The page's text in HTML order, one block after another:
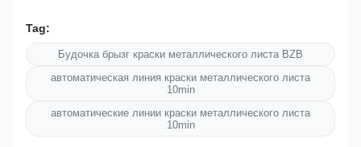
Tag:
Будочка брызг краски металлического листа BZB
автоматическая линия краски металлического листа
10min
автоматические линии краски металлического листа
10min